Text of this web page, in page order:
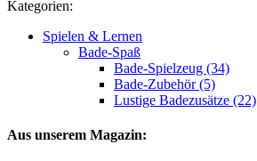
Kategorien:
Spielen & Lernen
Bade-Spaß
Bade-Spielzeug (34)
Bade-Zubehör (5)
Lustige Badezusätze (22)
Aus unserem Magazin: